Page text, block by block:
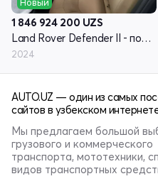
Новый
1 846 924 200 UZS
Land Rover Defender II - поколение
2024
AUTO.UZ — один из самых
сайтов в узбекском
Мы предлагаем большой
грузового и коммерческого
транспорта, мототехники,
видов транспортных